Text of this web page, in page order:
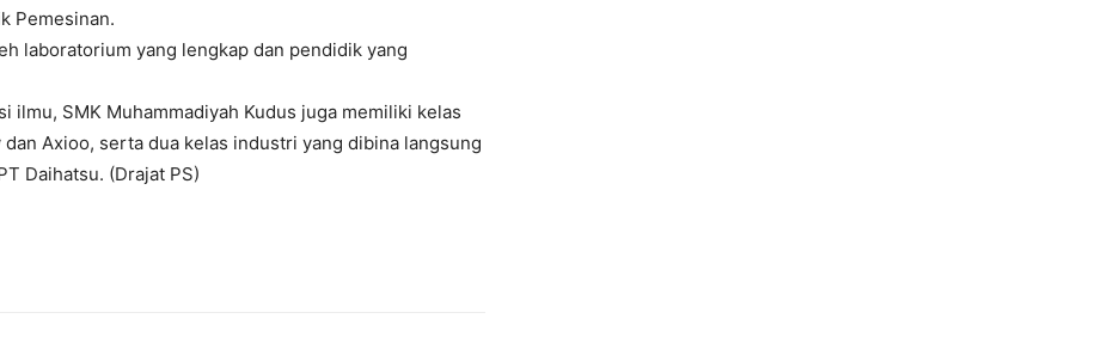
Pemesinan.
laboratorium yang lengkap dan pendidik yang
ilmu, SMK Muhammadiyah Kudus juga memiliki kelas
Axioo, serta dua kelas industri yang dibina langsung
Daihatsu. (Drajat PS)